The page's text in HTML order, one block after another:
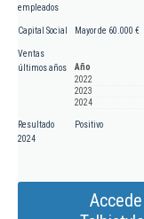
empleados
Capital Social Mayor de 60.000 €
Ventas
últimos años
Año
2022
2023
2024
Resultado
2024
Positivo